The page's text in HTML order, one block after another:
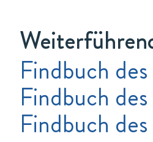
Findbuch
Findbuch
Findbuch